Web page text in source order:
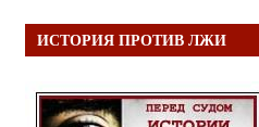
ИСТОРИЯ ПРОТИВ ЛЖИ